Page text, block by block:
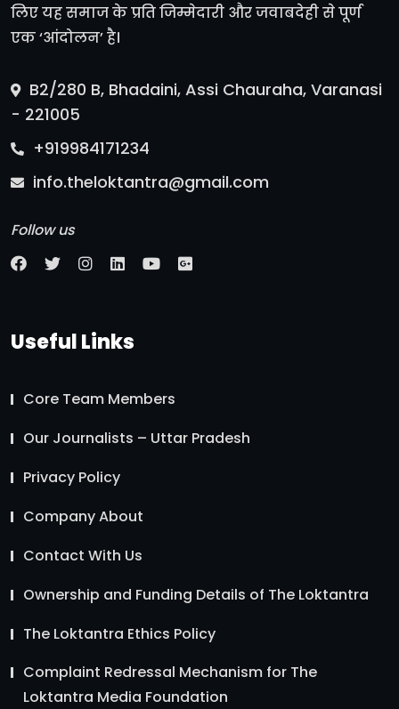
लिए यह समाज के प्रति जिम्मेदारी और जवाबदेही से पूर्ण
एक ‘आंदोलन’ है।
B2/280 B, Bhadaini, Assi Chauraha, Varanasi
- 221005
+919984171234
info.theloktantra@gmail.com
Follow us
Useful Links
Core Team Members
Our Journalists – Uttar Pradesh
Privacy Policy
Company About
Contact With Us
Ownership and Funding Details of The Loktantra
The Loktantra Ethics Policy
Complaint Redressal Mechanism for The
Loktantra Media Foundation